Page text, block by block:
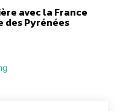
avec la France
des Pyrénées